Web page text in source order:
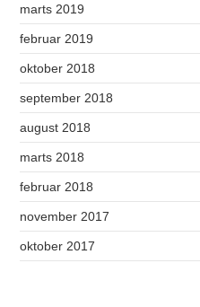
marts 2019
februar 2019
oktober 2018
september 2018
august 2018
marts 2018
februar 2018
november 2017
oktober 2017